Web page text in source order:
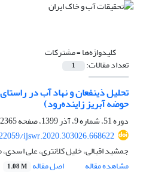
کلیدواژه‌ها =مشترکات
تعداد مقالات: 1
تحلیل ذینفعان و نهاد آب در
حوضه آبریز زاینده‌رود)
دوره 51، شماره 9، آذر 1399، صفحه
2365-2378
ijswr.2020.303026.668622
جمشید اقبالی، خلیل کلانتری، علی
مشاهده مقاله
اصل مقاله 1.08 M